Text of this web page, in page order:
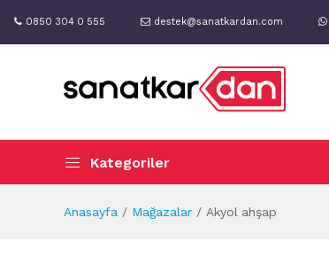
0850 304 0 555 destek@sanatkardan.com
Kategoriler
Anasayfa Mağazalar Akyol ahşap